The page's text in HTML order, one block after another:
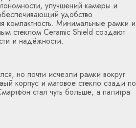
улучшений камеры и
удобство
компактность. Минимальные рамки и
стеклом Ceramic Shield создают
и надёжности.
но почти исчезли рамки вокруг
корпус и матовое стекло сзади
стал чуть больше, а палитра